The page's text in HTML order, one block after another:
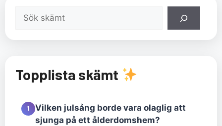
Sök
Topplista skämt
1
Vilken julsång borde vara olaglig att
sjunga på ett ålderdomshem?